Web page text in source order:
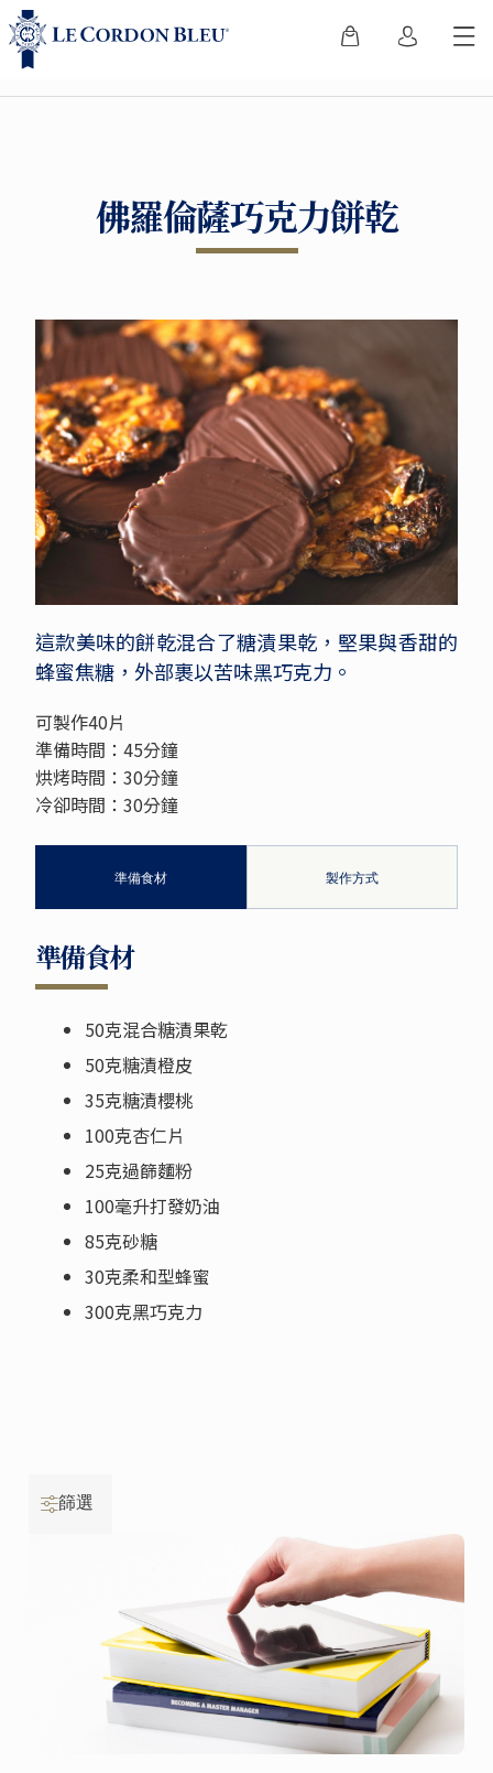
佛羅倫薩巧克力餅乾
這款美味的餅乾混合了糖漬果乾，堅果與香甜的
蜂蜜焦糖，外部裹以苦味黑巧克力。
可製作40片
準備時間：45分鐘
烘烤時間：30分鐘
冷卻時間：30分鐘
準備食材 製作方式
準備食材
50克混合糖漬果乾
50克糖漬橙皮
35克糖漬櫻桃
100克杏仁片
25克過篩麵粉
100毫升打發奶油
85克砂糖
30克柔和型蜂蜜
300克黑巧克力
篩選